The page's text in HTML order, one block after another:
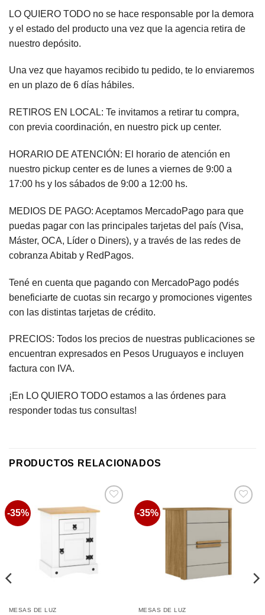
LO QUIERO TODO no se hace responsable por la demora
y el estado del producto una vez que la agencia retira de
nuestro depósito.
Una vez que hayamos recibido tu pedido, te lo enviaremos
en un plazo de 6 días hábiles.
RETIROS EN LOCAL: Te invitamos a retirar tu compra,
con previa coordinación, en nuestro pick up center.
HORARIO DE ATENCIÓN: El horario de atención en
nuestro pickup center es de lunes a viernes de 9:00 a
17:00 hs y los sábados de 9:00 a 12:00 hs.
MEDIOS DE PAGO: Aceptamos MercadoPago para que
puedas pagar con las principales tarjetas del país (Visa,
Máster, OCA, Líder o Diners), y a través de las redes de
cobranza Abitab y RedPagos.
Tené en cuenta que pagando con MercadoPago podés
beneficiarte de cuotas sin recargo y promociones vigentes
con las distintas tarjetas de crédito.
PRECIOS: Todos los precios de nuestras publicaciones se
encuentran expresados en Pesos Uruguayos e incluyen
factura con IVA.
¡En LO QUIERO TODO estamos a las órdenes para
responder todas tus consultas!
PRODUCTOS RELACIONADOS
-35% Favoritos
MESAS DE LUZ
-35% Favoritos
MESAS DE LUZ